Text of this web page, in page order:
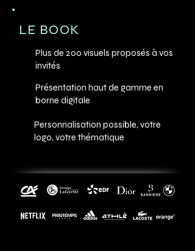
LE BOOK
Plus de 200 visuels proposés à vos
invités
Présentation haut de gamme en
borne digitale
Personnalisation possible, votre
logo, votre thématique